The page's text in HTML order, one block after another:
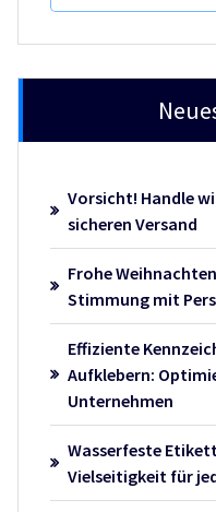
Vorsicht! Handle
sicheren Versand
Frohe
Stimmung mit
Effiziente
Aufklebern:
Unternehmen
Wasserfeste
Vielseitigkeit für